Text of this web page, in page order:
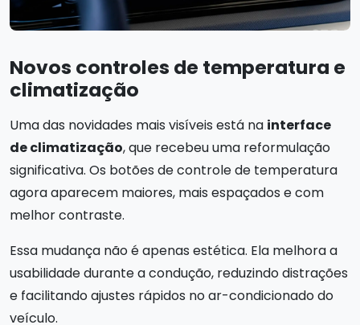
Novos controles de temperatura e
climatização
Uma das novidades mais visíveis está na interface
de climatização, que recebeu uma reformulação
significativa. Os botões de controle de temperatura
agora aparecem maiores, mais espaçados e com
melhor contraste.
Essa mudança não é apenas estética. Ela melhora a
usabilidade durante a condução, reduzindo distrações
e facilitando ajustes rápidos no ar-condicionado do
veículo.